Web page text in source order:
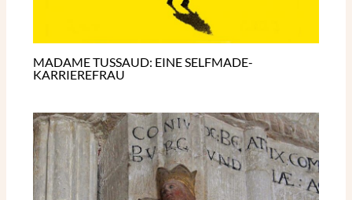
MADAME TUSSAUD: EINE SELFMADE-
KARRIEREFRAU